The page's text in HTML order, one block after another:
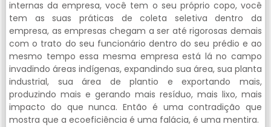
internas da empresa, você tem o seu próprio copo, você
tem as suas práticas de coleta seletiva dentro da
empresa, as empresas chegam a ser até rigorosas demais
com o trato do seu funcionário dentro do seu prédio e ao
mesmo tempo essa mesma empresa está lá no campo
invadindo áreas indígenas, expandindo sua área, sua planta
industrial, sua área de plantio e exportando mais,
produzindo mais e gerando mais resíduo, mais lixo, mais
impacto do que nunca. Então é uma contradição que
mostra que a ecoeficiência é uma falácia, é uma mentira.